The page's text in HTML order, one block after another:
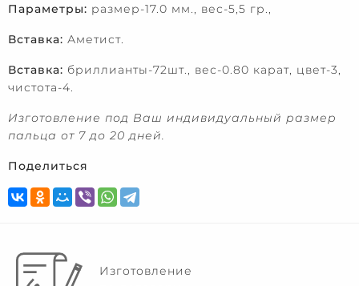
Параметры: размер-17.0 мм., вес-5,5 гр.,
Вставка: Аметист.
Вставка: бриллианты-72шт., вес-0.80 карат, цвет-3,
чистота-4.
Изготовление под Ваш индивидуальный размер
пальца от 7 до 20 дней.
Поделиться
Изготовление